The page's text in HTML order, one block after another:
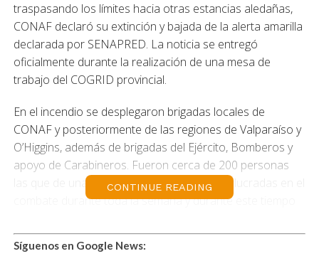
traspasando los límites hacia otras estancias aledañas,
CONAF declaró su extinción y bajada de la alerta amarilla
declarada por SENAPRED. La noticia se entregó
oficialmente durante la realización de una mesa de
trabajo del COGRID provincial.
En el incendio se desplegaron brigadas locales de
CONAF y posteriormente de las regiones de Valparaíso y
O’Higgins, además de brigadas del Ejército, Bomberos y
apoyo de Carabineros. Fueron cerca de 200 personas
las que de una u otra forma estuvieron involucradas en el
combate durante toda la semana y durante este tiempo
traslado de brigadistas y ataque con agua al terreno.
CONTINUE READING
Síguenos en Google News: